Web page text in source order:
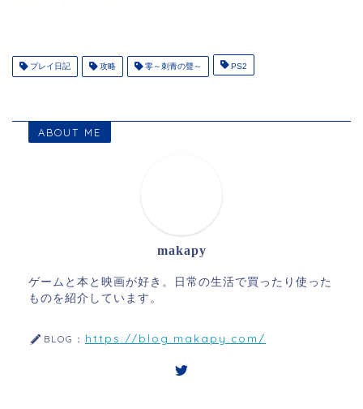
プレイ日記 攻略 零～刺青の聲～ PS2
ABOUT ME
makapy
ゲームと本と映画が好き。日常の生活で買ったり使った
ものを紹介しています。
BLOG： https://blog.makapy.com/